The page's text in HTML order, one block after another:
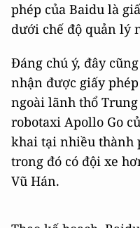
phép của Baidu là
dưới chế độ quản lý
Đáng chú ý, đây
nhận được giấy
ngoài lãnh thổ
robotaxi Apollo Go
khai tại nhiều thành
trong đó có đội xe
Vũ Hán.